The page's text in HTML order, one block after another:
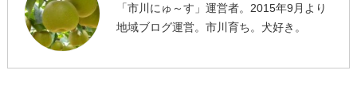
「市川にゅ～す」運営者。2015年9月より
地域ブログ運営。市川育ち。犬好き。